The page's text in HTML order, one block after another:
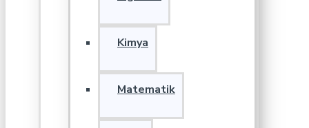
Kimya
Matematik